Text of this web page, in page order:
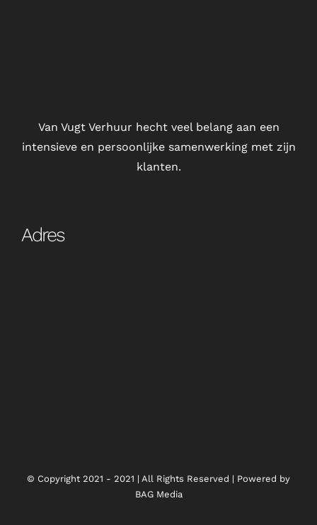
Van Vugt Verhuur hecht veel belang aan een
intensieve en persoonlijke samenwerking met zijn
klanten.
Adres
© Copyright 2021 - 2021 | All Rights Reserved | Powered by
BAG Media